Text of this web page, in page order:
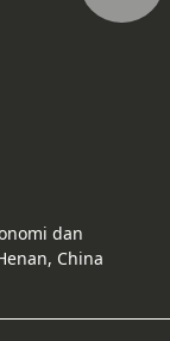
dan
China